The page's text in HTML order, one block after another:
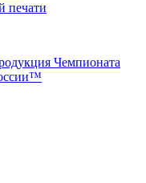
печати
Чемпионата